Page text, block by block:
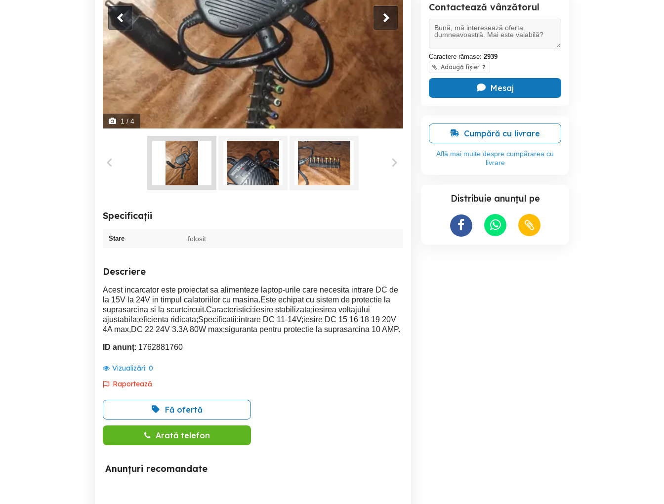
1 / 4
Specificații
Stare folosit
Descriere
Acest incarcator este proiectat sa alimenteze laptop-urile care necesita intrare DC de
la 15V la 24V in timpul calatoriilor cu masina.Este echipat cu sistem de protectie la
suprasarcina si la scurtcircuit.Caracteristici:iesire stabilizata;iesirea voltajului
ajustabila;eficienta ridicata;Specificatii:intrare DC 11-14V;iesire DC 15 16 18 19 20V
4A max,DC 22 24V 3.3A 80W max;siguranta pentru protectie la suprasarcina 10 AMP.
ID anunț: 1762881760
Vizualizări: 0
Raportează
Fă ofertă
Arată telefon
Anunțuri recomandate
Contactează vânzătorul
Caractere rămase: 2939
Adaugă fișier ?
Mesaj
Cumpără cu livrare
Află mai multe despre cumpărarea cu
livrare
Distribuie anunțul pe